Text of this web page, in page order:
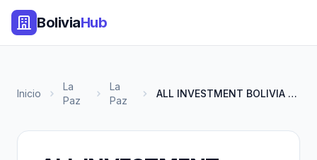
BoliviaHub
Inicio
La
Paz
La
Paz
ALL INVESTMENT BOLIVIA POZO HN...